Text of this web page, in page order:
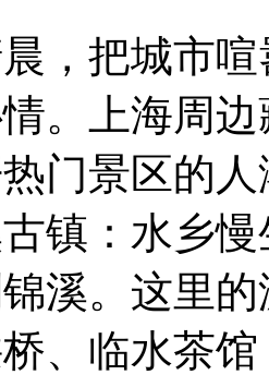
，把城市
。上海周
门景区的
镇：水乡
溪。这里
、临水茶